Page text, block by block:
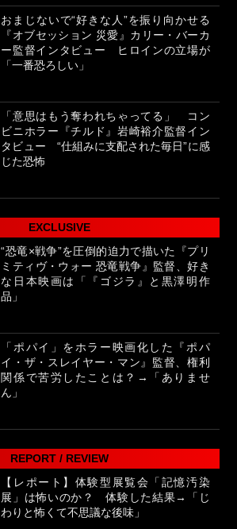
おまじないで“好きな人”を振り向かせる
『オブセッション 災愛』カリー・バーカ
ー監督インタビュー ヒロインの立場が
「一番恐ろしい」
「意思はもう奪われちゃってる」 コン
ビニホラー『チルド』岩崎裕介監督イン
タビュー “仕組みに支配された毎日”に感
じた恐怖
EXCLUSIVE
“恐竜×戦争”を圧倒的迫力で描いた『プリ
ミティヴ・ウォー 恐竜戦争』監督、好き
な日本映画は「『ゴジラ』と黒澤明作
品」
「ポパイ」をホラー映画化した『ポパ
イ・ザ・スレイヤー・マン』監督、権利
関係で苦労したことは？→「ありませ
ん」
REPORT / REVIEW
【レポート】体験型展覧会「記憶汚染
展」は怖いのか？ 体験した結果→「じ
わりと怖くて不思議な後味」